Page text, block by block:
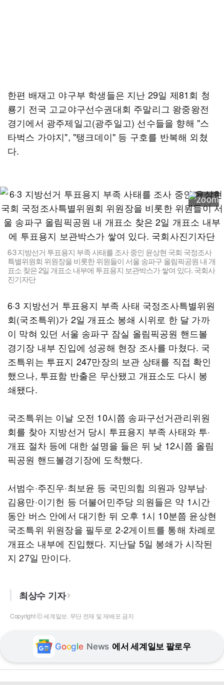
한편 배재고 야구부 학생들은 지난 29일 제81회 청
룡기 전국 고교야구선수권대회 주말리그 왕중왕전
경기에서 광주제일고(광주일고) 선수들을 향해 "스
타벅스 가야지", "탱크데이" 등 구호를 반복해 외쳤
다.
6·3 지방선거 투표용지 부족 사태를 조사 중인 윤상현 국회 국정조사
특별위원회 위원장을 비롯한 위원들이 서울 송파구 올림픽공원 내 개
표소 찾은 2일 개표소 내부에 투표용지 보관박스가 쌓여 있다. 국회사
진기자단
6·3 지방선거 투표용지 부족 사태 국정조사특별위원
회(국조특위)가 2일 개표소 봉쇄 시위로 한 달 가까
이 막혀 있던 서울 송파구 잠실 올림픽공원 핸드볼
경기장 내부 진입에 성공해 현장 조사를 마쳤다. 국
조특위는 투표지 247만장의 보관 상태를 직접 확인
했으나, 투표함 반출은 무산됐고 개표소도 다시 봉
쇄됐다.
국조특위는 이날 오전 10시쯤 송파구선거관리위원
회를 찾아 지방선거 당시 투표용지 부족 사태와 투·
개표 절차 등에 대한 설명을 들은 뒤 낮 12시쯤 올림
픽공원 핸드볼경기장에 도착했다.
서범수·주진우·최보윤 등 국민의힘 의원과 양부남·
김용만·이기헌 등 더불어민주당 의원들은 약 1시간
동안 버스 안에서 대기한 뒤 오후 1시 10분쯤 윤상현
국조특위 위원장을 필두로 2-2게이트를 통해 차례로
개표소 내부에 진입했다. 지난달 5일 봉쇄가 시작된
지 27일 만이다.
최상수 기자
Copyright ⓒ 세계일보. 무단 전재 및 재배포 금지
Google News 에서 세계일보 팔로우